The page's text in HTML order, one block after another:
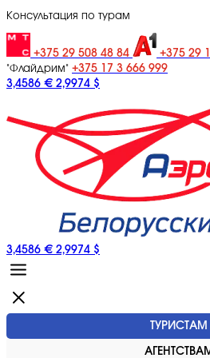
Консультация по турам
+375 29 508 48 84 +375 29
"Флайдрим" +375 17 3 666 999
3,4586 € 2,9974 $
3,4586 € 2,9974 $
ТУРИСТАМ